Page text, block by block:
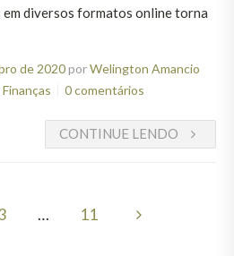
diversos formatos online torna
de 2020porWelington Amancio
0 comentários
CONTINUE LENDO
… 11